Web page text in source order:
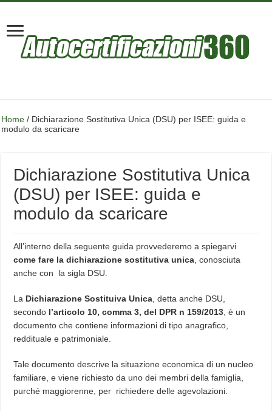
Home / Dichiarazione Sostitutiva Unica (DSU) per ISEE: guida e
modulo da scaricare
Dichiarazione Sostitutiva Unica
(DSU) per ISEE: guida e
modulo da scaricare
All’interno della seguente guida provvederemo a spiegarvi
come fare la dichiarazione sostitutiva unica , conosciuta
anche con la sigla DSU.
La Dichiarazione Sostituiva Unica , detta anche DSU,
secondo l’articolo 10, comma 3, del DPR n 159/2013 , è un
documento che contiene informazioni di tipo anagrafico,
reddituale e patrimoniale.
Tale documento descrive la situazione economica di un nucleo
familiare, e viene richiesto da uno dei membri della famiglia,
purché maggiorenne, per richiedere delle agevolazioni.